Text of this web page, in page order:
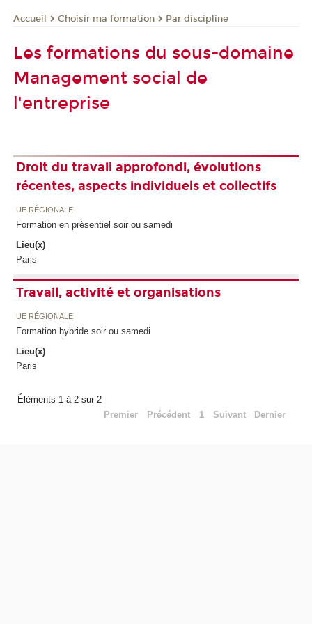
Accueil Choisir ma formation Par discipline
Les formations du sous-domaine
Management social de
l'entreprise
Droit du travail approfondi, évolutions
récentes, aspects individuels et collectifs
UE RÉGIONALE
Formation en présentiel soir ou samedi
Lieu(x)
Paris
Travail, activité et organisations
UE RÉGIONALE
Formation hybride soir ou samedi
Lieu(x)
Paris
Éléments 1 à 2 sur 2
Premier
Précédent 1 Suivant Dernier